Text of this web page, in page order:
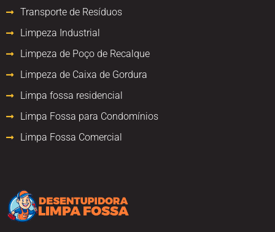
Transporte de Resíduos
Limpeza Industrial
Limpeza de Poço de Recalque
Limpeza de Caixa de Gordura
Limpa fossa residencial
Limpa Fossa para Condomínios
Limpa Fossa Comercial